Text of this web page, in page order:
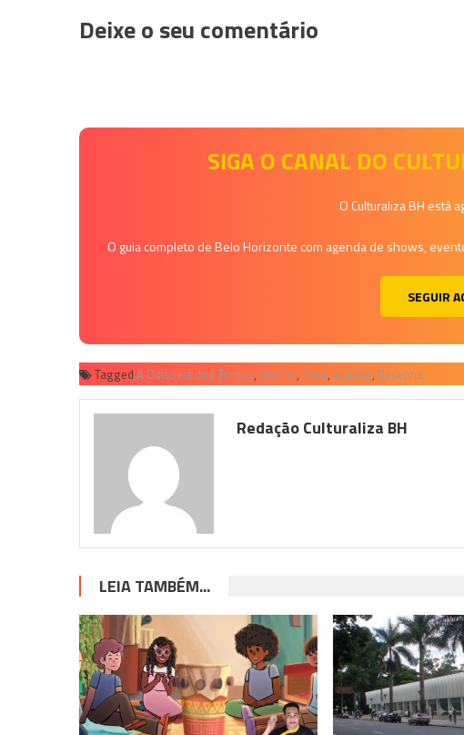
Deixe o seu comentário
SIGA O CANAL DO
O Culturaliza BH está
O guia completo de Belo Horizonte com agenda de shows,
SEGUIR
Tagged A Odisseia dos Tontos, cinema, filme, opinião, Resenha
Redação Culturaliza BH
LEIA TAMBÉM...